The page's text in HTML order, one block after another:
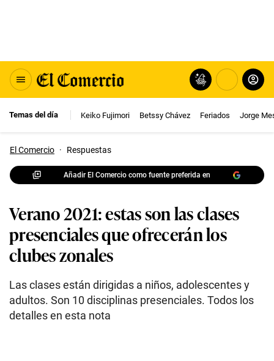
Temas del día Keiko Fujimori Betssy Chávez Feriados Jorge
El Comercio · Respuestas
Añadir El Comercio como fuente preferida en
Verano 2021: estas son las clases
presenciales que ofrecerán los
clubes zonales
Las clases están dirigidas a niños, adolescentes y
adultos. Son 10 disciplinas presenciales. Todos los
detalles en esta nota